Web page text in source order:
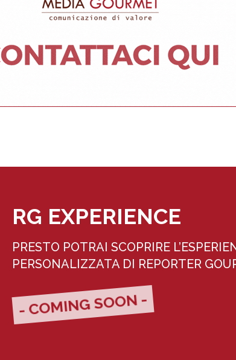
RG EXPERIENCE
PRESTO POTRAI SCOPRIRE
PERSONALIZZATA DI REPORTER
- COMING SOON -